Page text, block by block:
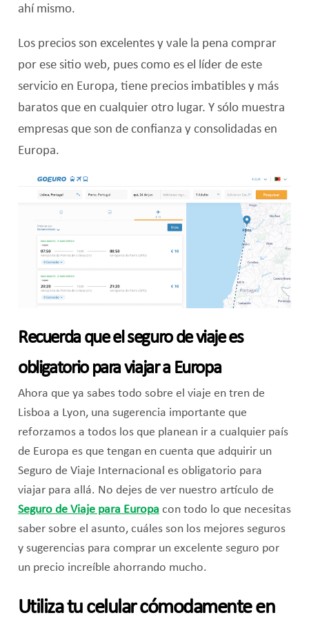
ahí mismo.
Los precios son excelentes y vale la pena comprar
por ese sitio web, pues como es el líder de este
servicio en Europa, tiene precios imbatibles y más
baratos que en cualquier otro lugar. Y sólo muestra
empresas que son de confianza y consolidadas en
Europa.
Recuerda que el seguro de viaje es
obligatorio para viajar a Europa
Ahora que ya sabes todo sobre el viaje en tren de
Lisboa a Lyon, una sugerencia importante que
reforzamos a todos los que planean ir a cualquier país
de Europa es que tengan en cuenta que adquirir un
Seguro de Viaje Internacional es obligatorio para
viajar para allá. No dejes de ver nuestro artículo de
Seguro de Viaje para Europa con todo lo que necesitas
saber sobre el asunto, cuáles son los mejores seguros
y sugerencias para comprar un excelente seguro por
un precio increíble ahorrando mucho.
Utiliza tu celular cómodamente en